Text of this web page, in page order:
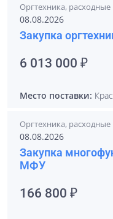
Оргтехника,
08.08.2026
Закупка
6 013 000 ₽
Место поставки:
Оргтехника,
08.08.2026
Закупка
МФУ
166 800 ₽